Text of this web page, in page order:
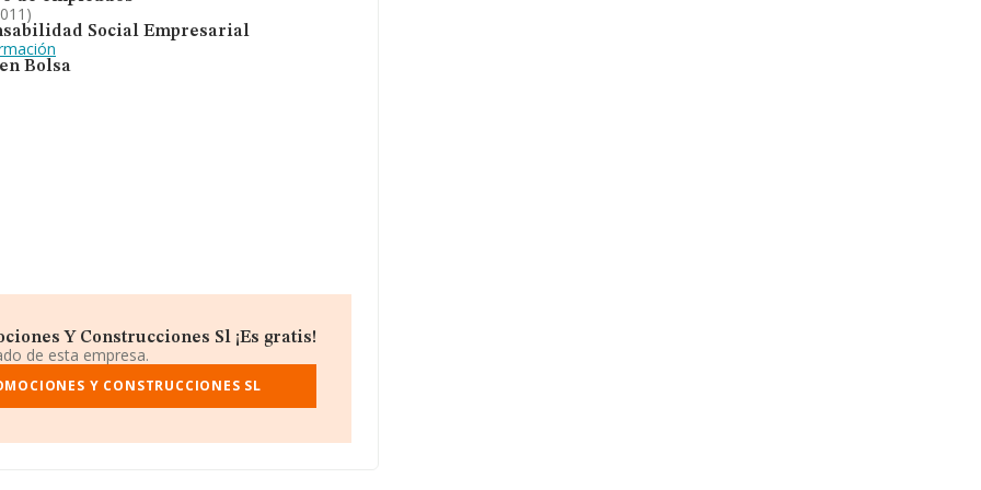
Social Empresarial
Bolsa
Y Construcciones Sl ¡Es gratis!
de esta empresa.
Y CONSTRUCCIONES SL